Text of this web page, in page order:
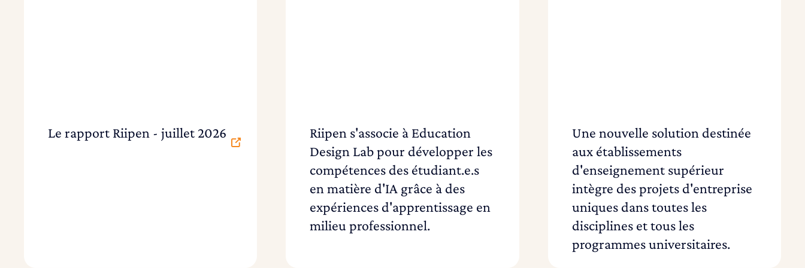
Le rapport Riipen - juillet 2026
Riipen s'associe à Education
Design Lab pour développer les
compétences des étudiant.e.s
en matière d'IA grâce à des
expériences d'apprentissage en
milieu professionnel.
Une nouvelle solution destinée
aux établissements
d'enseignement supérieur
intègre des projets d'entreprise
uniques dans toutes les
disciplines et tous les
programmes universitaires.